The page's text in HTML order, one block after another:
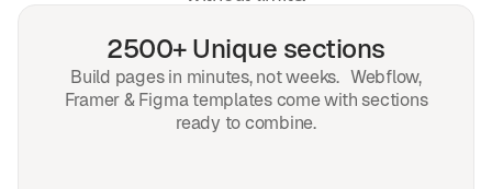
2500+ Unique sections
Build pages in minutes, not weeks. Webflow,
Framer & Figma templates come with sections
ready to combine.